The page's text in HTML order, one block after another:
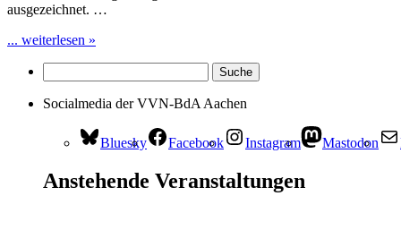
ausgezeichnet. …
... weiterlesen »
Socialmedia der VVN-BdA Aachen
Bluesky Facebook Instagram Mastodon
Anstehende Veranstaltungen